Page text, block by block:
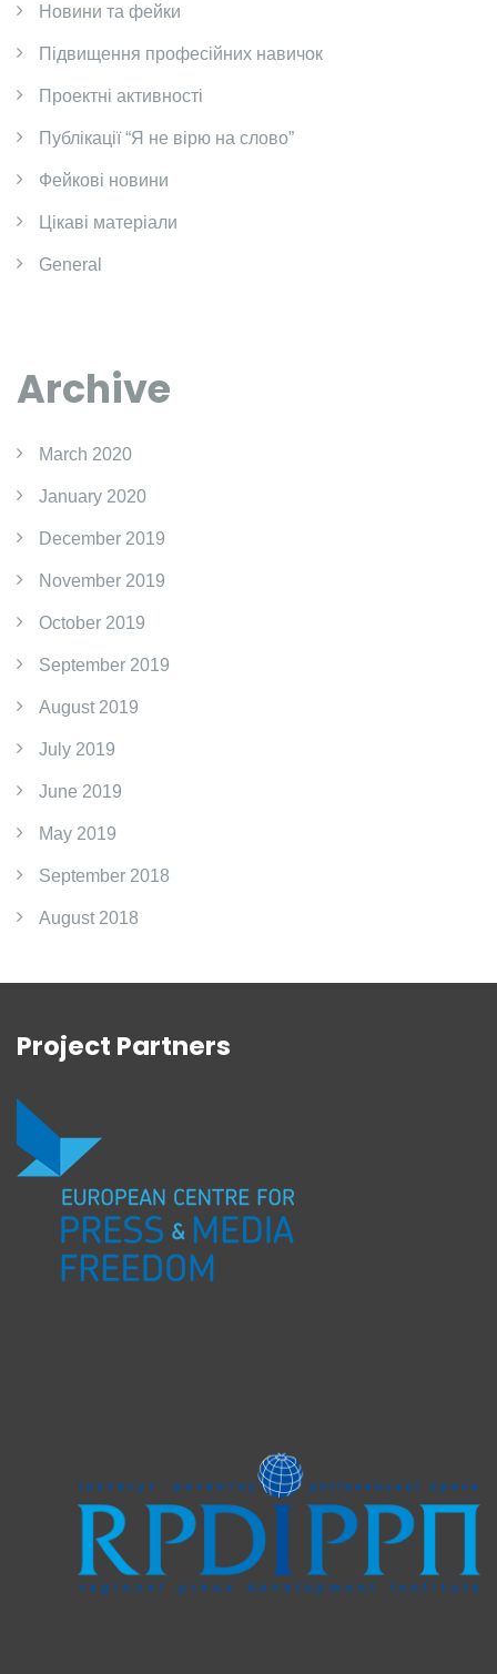
Новини та фейки
Підвищення професійних навичок
Проектні активності
Публікації “Я не вірю на слово”
Фейкові новини
Цікаві матеріали
General
Archive
March 2020
January 2020
December 2019
November 2019
October 2019
September 2019
August 2019
July 2019
June 2019
May 2019
September 2018
August 2018
Project Partners